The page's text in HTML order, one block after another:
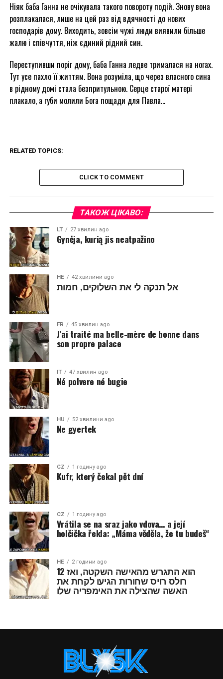
Ніяк баба Ганна не очікувала такого повороту подій. Знову вона
розплакалася, лише на цей раз від вдячності до нових
господарів дому. Виходить, зовсім чужі люди виявили більше
жалю і співчуття, ніж єдиний рідний син.
Переступивши поріг дому, баба Ганна ледве трималася на ногах.
Тут усе пахло її життям. Вона розуміла, що через власного сина
в рідному домі стала безпритульною. Серце старої матері
плакало, а губи молили Бога пощади для Павла…
RELATED TOPICS:
CLICK TO COMMENT
ТАКОЖ ЦІКАВО:
LT 27 хвилин ago
Gynėja, kurią jis neatpažino
HE 42 хвилини ago
אל תנקה לי את השלוקים, חמות
FR 45 хвилин ago
J’ai traité ma belle-mère de bonne dans
son propre palace
IT 47 хвилин ago
Né polvere né bugie
HU 52 хвилини ago
Ne gyertek
CZ 1 годину ago
Kufr, který čekal pět dní
CZ 1 годину ago
Vrátila se na sraz jako vdova… a její
holčička řekla: „Máma věděla, že tu budeš“
HE 2 години ago
הוא התגרש מהאישה השקטה, ואז 12
רולס רויס שחורות הגיעו לקחת את
האשה שהצילה את האימפריה שלו